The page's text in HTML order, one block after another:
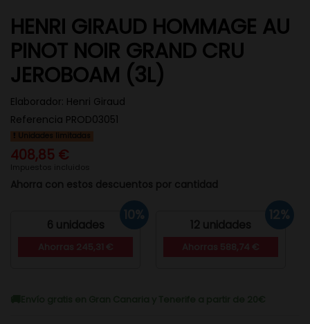
HENRI GIRAUD HOMMAGE AU
PINOT NOIR GRAND CRU
JEROBOAM (3L)
Elaborador: Henri Giraud
Referencia PROD03051
Unidades limitadas
408,85 €
Impuestos incluidos
Ahorra con estos descuentos por cantidad
6 unidades
10%
12 unidades
12%